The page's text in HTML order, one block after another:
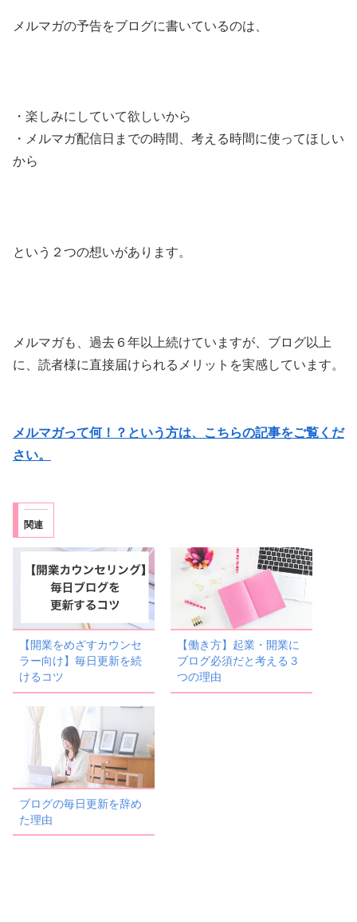
メルマガの予告をブログに書いているのは、
・楽しみにしていて欲しいから
・メルマガ配信日までの時間、考える時間に使ってほしい
から
という２つの想いがあります。
メルマガも、過去６年以上続けていますが、ブログ以上
に、読者様に直接届けられるメリットを実感しています。
メルマガって何！？という方は、こちらの記事をご覧くだ
さい。
関連
【開業をめざすカウンセ
ラー向け】毎日更新を続
けるコツ
【働き方】起業・開業に
ブログ必須だと考える３
つの理由
ブログの毎日更新を辞め
た理由